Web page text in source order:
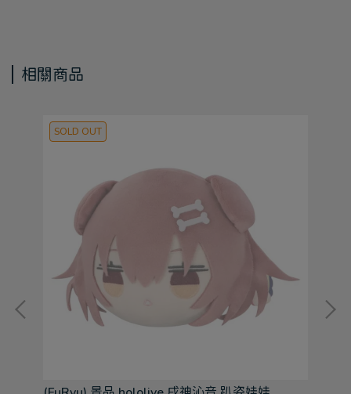
相關商品
SOLD OUT